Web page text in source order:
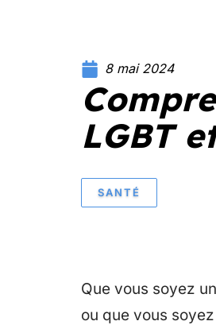
8 mai 2024
LGBT
SANTÉ
Que vous soyez
ou que vous